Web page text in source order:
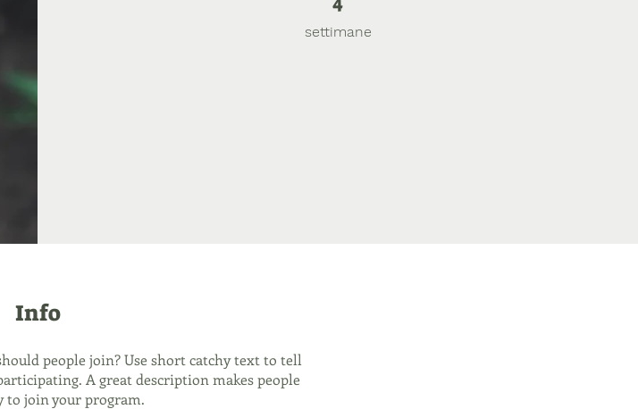
settimane
Info
people join? Use short catchy text to tell
A great description makes people
to join your program.